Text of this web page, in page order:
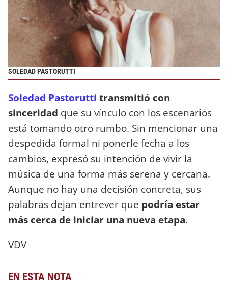
SOLEDAD PASTORUTTI
Soledad Pastorutti transmitió con
sinceridad que su vínculo con los escenarios
está tomando otro rumbo. Sin mencionar una
despedida formal ni ponerle fecha a los
cambios, expresó su intención de vivir la
música de una forma más serena y cercana.
Aunque no hay una decisión concreta, sus
palabras dejan entrever que podría estar
más cerca de iniciar una nueva etapa.
VDV
EN ESTA NOTA